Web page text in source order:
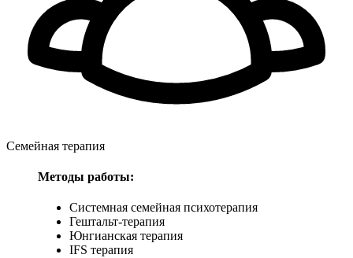
Семейная терапия
Методы работы:
Системная семейная психотерапия
Гештальт-терапия
Юнгианская терапия
IFS терапия